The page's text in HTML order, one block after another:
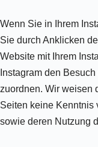
Wenn Sie in Ihrem
Sie durch Anklicken
Website mit Ihrem
Instagram den
zuordnen. Wir weisen
Seiten keine Kenntnis
sowie deren Nutzung